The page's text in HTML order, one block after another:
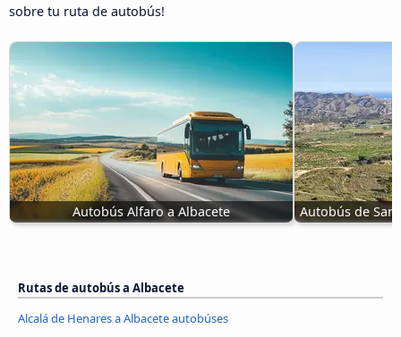
sobre tu ruta de autobús!
Autobús Alfaro a Albacete Autobús de San
Rutas de autobús a Albacete
Alcalá de Henares a Albacete autobúses